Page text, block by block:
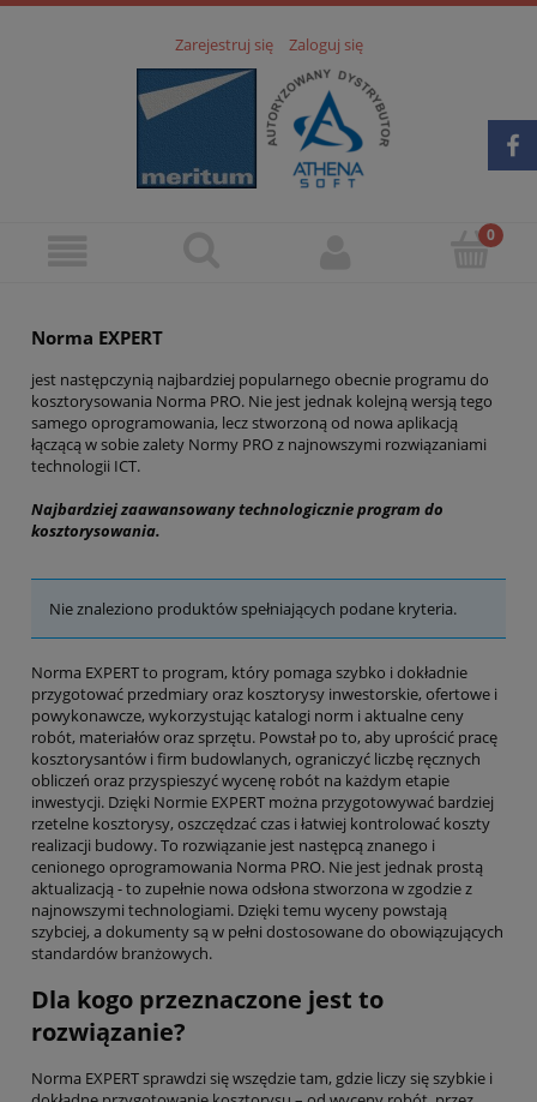
Zarejestruj się Zaloguj się
Norma EXPERT
jest następczynią najbardziej popularnego obecnie programu do
kosztorysowania Norma PRO. Nie jest jednak kolejną wersją tego
samego oprogramowania, lecz stworzoną od nowa aplikacją
łączącą w sobie zalety Normy PRO z najnowszymi rozwiązaniami
technologii ICT.
Najbardziej zaawansowany technologicznie program do
kosztorysowania.
Nie znaleziono produktów spełniających podane kryteria.
Norma EXPERT to program, który pomaga szybko i dokładnie
przygotować przedmiary oraz kosztorysy inwestorskie, ofertowe i
powykonawcze, wykorzystując katalogi norm i aktualne ceny
robót, materiałów oraz sprzętu. Powstał po to, aby uprościć pracę
kosztorysantów i firm budowlanych, ograniczyć liczbę ręcznych
obliczeń oraz przyspieszyć wycenę robót na każdym etapie
inwestycji. Dzięki Normie EXPERT można przygotowywać bardziej
rzetelne kosztorysy, oszczędzać czas i łatwiej kontrolować koszty
realizacji budowy. To rozwiązanie jest następcą znanego i
cenionego oprogramowania Norma PRO. Nie jest jednak prostą
aktualizacją - to zupełnie nowa odsłona stworzona w zgodzie z
najnowszymi technologiami. Dzięki temu wyceny powstają
szybciej, a dokumenty są w pełni dostosowane do obowiązujących
standardów branżowych.
Dla kogo przeznaczone jest to
rozwiązanie?
Norma EXPERT sprawdzi się wszędzie tam, gdzie liczy się szybkie i